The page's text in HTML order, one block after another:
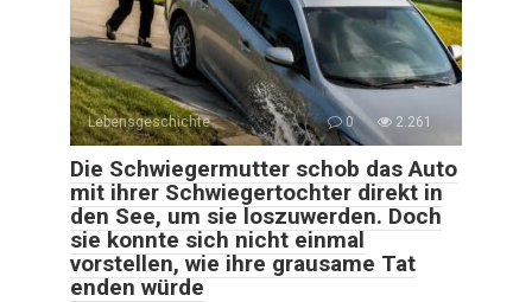
Lebensgeschichte 0 2.261
Die Schwiegermutter schob das Auto
mit ihrer Schwiegertochter direkt in
den See, um sie loszuwerden. Doch
sie konnte sich nicht einmal
vorstellen, wie ihre grausame Tat
enden würde